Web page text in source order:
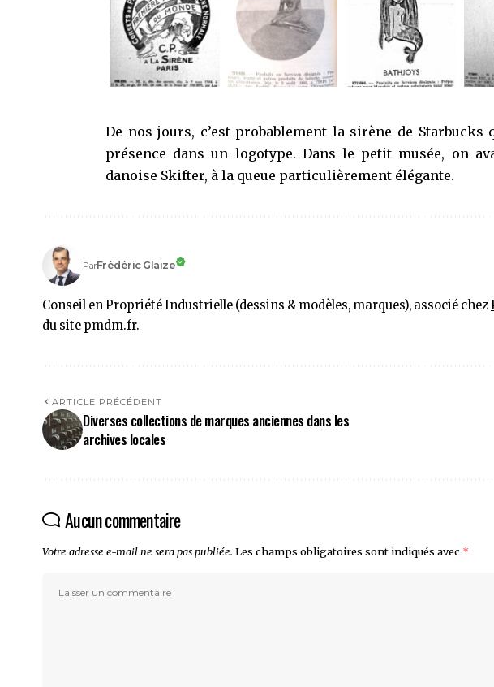
De nos jours, c’est probablement la sirène de Starbucks
présence dans un logotype. Dans le petit musée, on
danoise Skifter, à la queue particulièrement élégante.
ParFrédéric Glaize
Conseil en Propriété Industrielle (dessins & modèles, marques), associé chez
du site pmdm.fr.
ARTICLE PRÉCÉDENT
Diverses collections de marques anciennes dans les
archives locales
Aucun commentaire
Votre adresse e-mail ne sera pas publiée. Les champs obligatoires sont indiqués avec *